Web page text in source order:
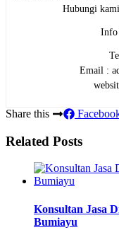
Hubungi
Info
Email :
Share this
Related Posts
Konsultan Jasa
Bumiayu